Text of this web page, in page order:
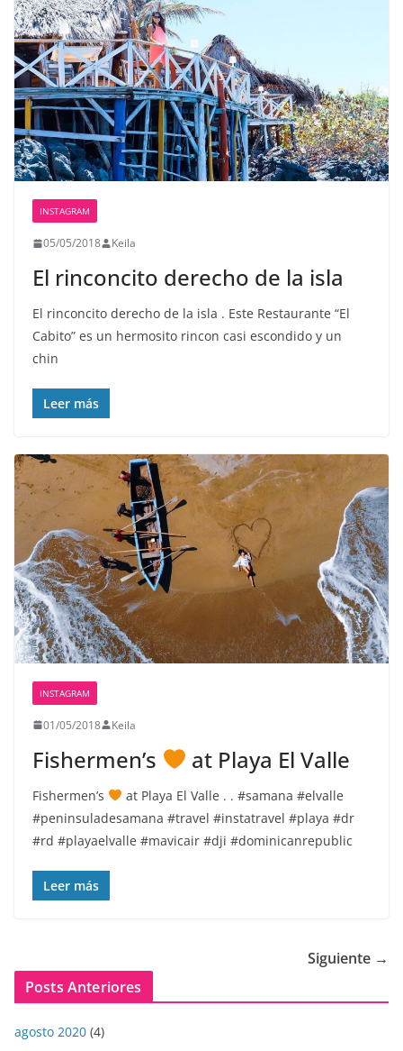
INSTAGRAM
05/05/2018 Keila
El rinconcito derecho de la isla
El rinconcito derecho de la isla . Este Restaurante “El
Cabito” es un hermosito rincon casi escondido y un
chin
Leer más
INSTAGRAM
01/05/2018 Keila
Fishermen’s at Playa El Valle
Fishermen’s
at Playa El Valle . . #samana #elvalle
#peninsuladesamana #travel #instatravel #playa #dr
#rd #playaelvalle #mavicair #dji #dominicanrepublic
Leer más
Siguiente →
Posts Anteriores
agosto 2020 (4)